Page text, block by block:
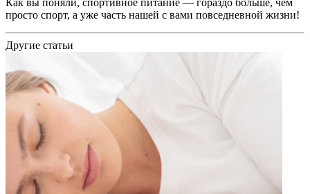
просто спорт, а уже часть нашей с вами повседневной жизни!
Другие статьи